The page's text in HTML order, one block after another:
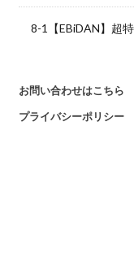
8-1【EBiDAN】超
お問い合わせはこちら
プライバシーポリシー